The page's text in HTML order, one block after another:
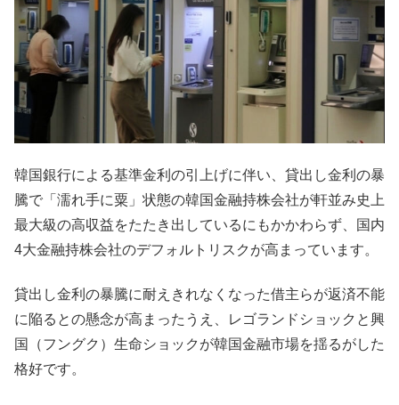
韓国銀行による基準金利の引上げに伴い、貸出し金利の暴
騰で「濡れ手に粟」状態の韓国金融持株会社が軒並み史上
最大級の高収益をたたき出しているにもかかわらず、国内
4大金融持株会社のデフォルトリスクが高まっています。
貸出し金利の暴騰に耐えきれなくなった借主らが返済不能
に陥るとの懸念が高まったうえ、レゴランドショックと興
国（フングク）生命ショックが韓国金融市場を揺るがした
格好です。